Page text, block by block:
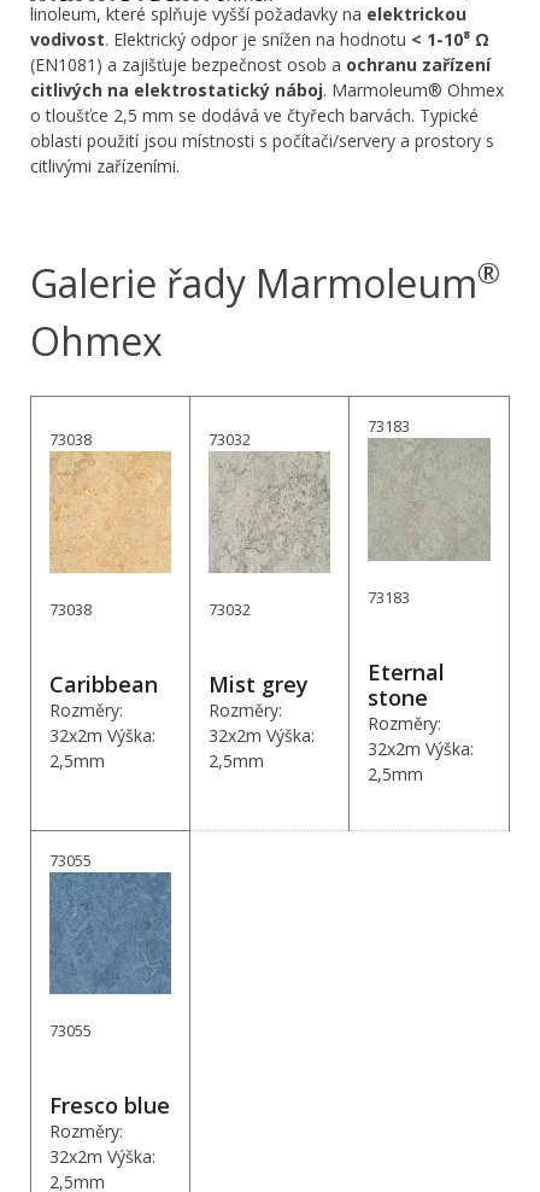
linoleum, které splňuje vyšší požadavky na elektrickou
vodivost. Elektrický odpor je snížen na hodnotu < 1-10⁸ Ω
(EN1081) a zajišťuje bezpečnost osob a ochranu zařízení
citlivých na elektrostatický náboj. Marmoleum® Ohmex
o tloušťce 2,5 mm se dodává ve čtyřech barvách. Typické
oblasti použití jsou místnosti s počítači/servery a prostory s
citlivými zařízeními.
Galerie řady Marmoleum®
Ohmex
73038
73038
Caribbean
Rozměry:
32x2m Výška:
2,5mm
73032
73032
Mist grey
Rozměry:
32x2m Výška:
2,5mm
73183
73183
Eternal
stone
Rozměry:
32x2m Výška:
2,5mm
73055
73055
Fresco blue
Rozměry:
32x2m Výška:
2,5mm